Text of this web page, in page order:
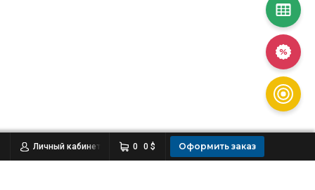
Оформить заказ
0 0 $
Личный кабинет